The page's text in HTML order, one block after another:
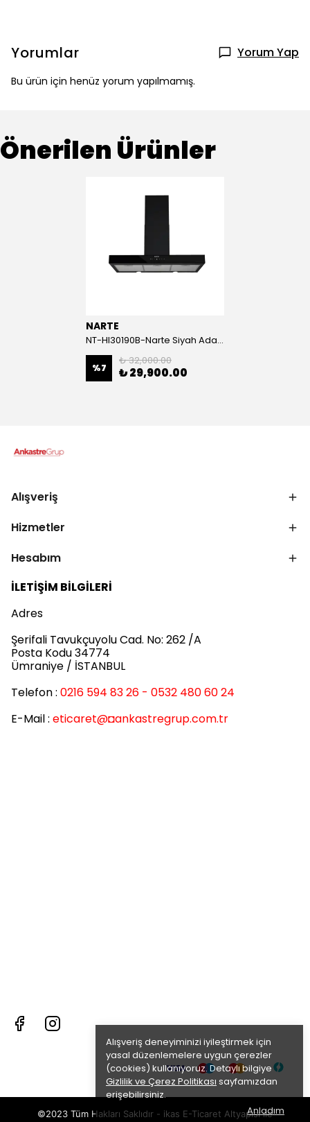
Alışveriş deneyiminizi iyileştirmek için
yasal düzenlemelere uygun çerezler
(cookies) kullanıyoruz. Detaylı bilgiye
Gizlilik ve Çerez Politikası sayfamızdan
erişebilirsiniz.
Anladım
Yorumlar Yorum Yap
Bu ürün için henüz yorum yapılmamış.
Önerilen Ürünler
NARTE
NT-HI30190B-Narte Siyah Ada Tipi Davlumbaz
%7
₺ 32,000.00
₺ 29,900.00
Alışveriş
Hizmetler
Hesabım
İLETİŞİM BİLGİLERİ
Adres
Şerifali Tavukçuyolu Cad. No: 262 /A
Posta Kodu 34774
Ümraniye / İSTANBUL
Telefon : 0216 594 83 26 - 0532 480 60 24
E-Mail : eticaret@◘ankastregrup.com.tr
©2023 Tüm Hakları Saklıdır - ikas E-Ticaret Altyapısı ile